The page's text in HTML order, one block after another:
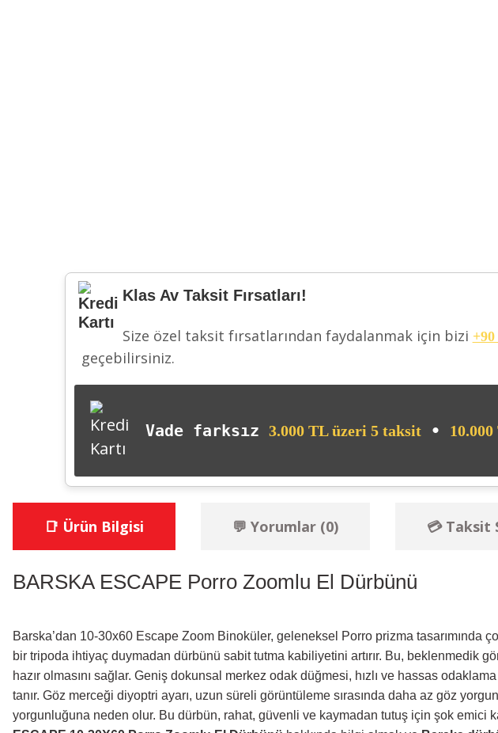
Klas Av Taksit Fırsatları!
Size özel taksit fırsatlarından faydalanmak için bizi
geçebilirsiniz.
Vade farksız3.000 TL üzeri 5 taksit •
📑 Ürün Bilgisi 💬 Yorumlar (0) 💳 Taksit
BARSKA ESCAPE Porro Zoomlu El Dürbünü
Barska’dan 10-30x60 Escape Zoom Binoküler, geleneksel Porro prizma tasarımında
bir tripoda ihtiyaç duymadan dürbünü sabit tutma kabiliyetini artırır. Bu, beklenmedik
hazır olmasını sağlar. Geniş dokunsal merkez odak düğmesi, hızlı ve hassas
tanır. Göz merceği diyoptri ayarı, uzun süreli görüntüleme sırasında daha az göz
yorgunluğuna neden olur. Bu dürbün, rahat, güvenli ve kaymadan tutuş için şok emici